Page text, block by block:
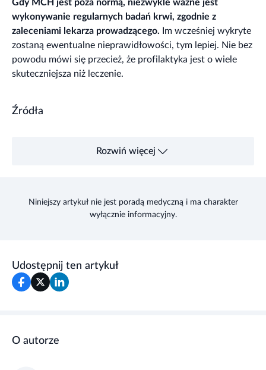
Gdy MCH jest poza normą, niezwykle ważne jest
wykonywanie regularnych badań krwi, zgodnie z
zaleceniami lekarza prowadzącego.
Im wcześniej wykryte
zostaną ewentualne nieprawidłowości, tym lepiej. Nie bez
powodu mówi się przecież, że profilaktyka jest o wiele
skuteczniejsza niż leczenie.
Źródła
Rozwiń więcej
Niniejszy artykuł nie jest poradą medyczną i ma charakter
wyłącznie informacyjny.
Udostępnij ten artykuł
O autorze